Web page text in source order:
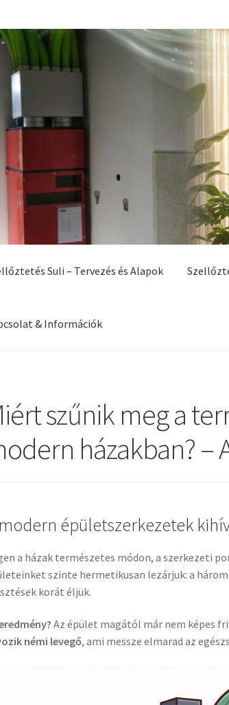
Suli – Tervezés és Alapok
& Információk
szűnik meg a
házakban? –
épületszerkezetek
a házak természetes módon, a szerkezeti
szinte hermetikusan lezárjuk: a
korát éljük.
Az épület magától már nem képes
némi levegő, ami messze elmarad az